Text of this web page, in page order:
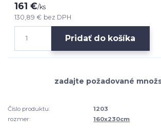
161 €/ks
130,89 € bez DPH
Pridať do košíka
Číslo produktu:
1203
rozmer:
160x230cm